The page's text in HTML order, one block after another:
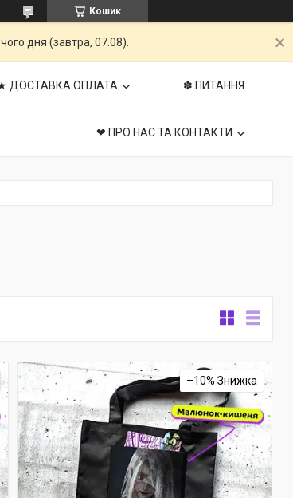
Кошик
дня (завтра, 07.08).
ДОСТАВКА ОПЛАТА ✽ ПИТАННЯ
❤ ПРО НАС ТА КОНТАКТИ
–10%